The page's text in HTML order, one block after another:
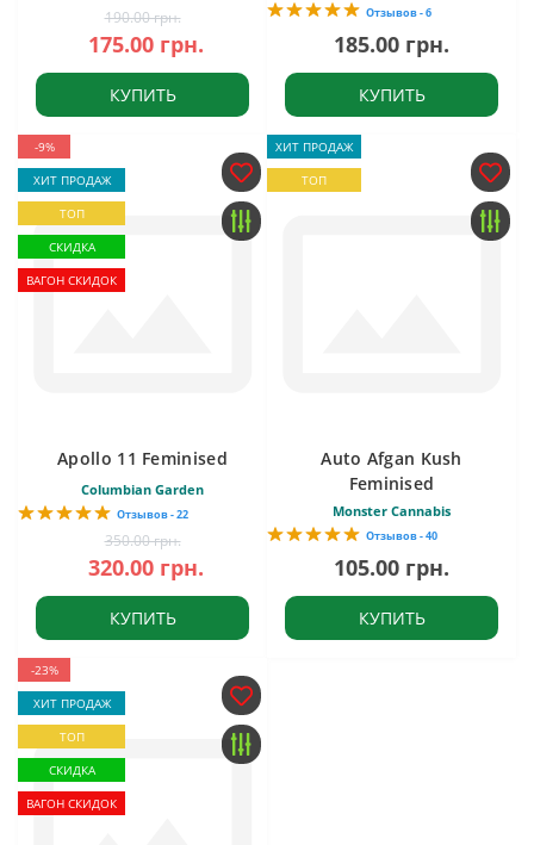
190.00 грн.
175.00 грн.
КУПИТЬ
Отзывов - 6
185.00 грн.
КУПИТЬ
-9%
ХИТ ПРОДАЖ
ТОП
СКИДКА
ВАГОН СКИДОК
Apollo 11 Feminised
Columbian Garden
Отзывов - 22
350.00 грн.
320.00 грн.
КУПИТЬ
ХИТ ПРОДАЖ
ТОП
Auto Afgan Kush
Feminised
Monster Cannabis
Отзывов - 40
105.00 грн.
КУПИТЬ
-23%
ХИТ ПРОДАЖ
ТОП
СКИДКА
ВАГОН СКИДОК